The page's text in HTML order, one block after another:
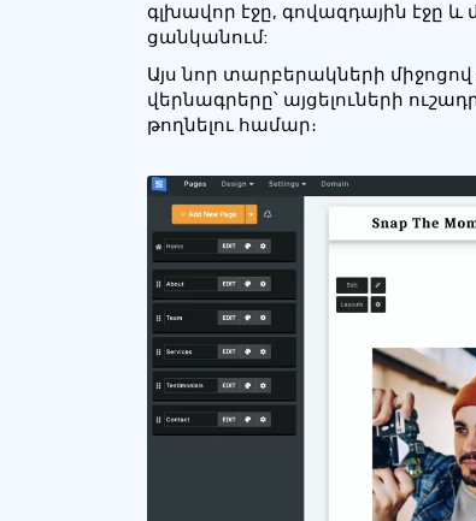
գլխավոր էջը, գովազդային էջը և
ցանկանում:
Այս նոր տարբերակների
վերնագրերը՝ այցելուների
թողնելու համար։